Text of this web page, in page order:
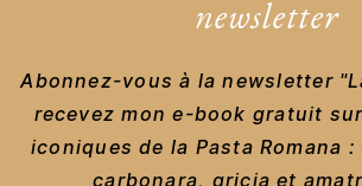
newsletter
Abonnez-vous à la newsletter
recevez mon e-book gratuit
iconiques de la Pasta Romana :
carbonara, gricia et